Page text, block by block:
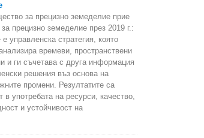
за прецизно земеделие прие
прецизно земеделие през 2019 г.:
управленска стратегия, която
времеви, пространствени
и ги съчетава с друга информация
решения въз основа на
промени. Резултатите са
употребата на ресурси, качество,
и устойчивост на